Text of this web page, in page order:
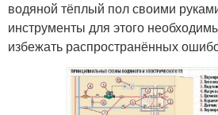
водяной тёплый пол своими
инструменты для этого
избежать распространённых